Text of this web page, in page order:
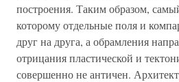
построения. Таким образом,
которому отдельные поля и
друг на друга, а обрамления
отрицания пластической и
совершенно не античен.